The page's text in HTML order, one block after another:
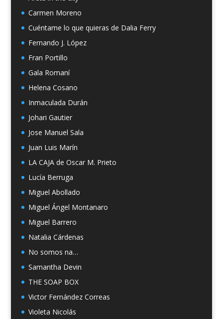
Carmen Moreno
Cuéntame lo que quieras de Dalia Ferry
Fernando J. López
Fran Portillo
Gala Romaní
Helena Cosano
Inmaculada Durán
Johari Gautier
Jose Manuel Sala
Juan Luis Marín
LA CAJA de Oscar M. Prieto
Lucía Berruga
Miguel Abollado
Miguel Ángel Montanaro
Miguel Barrero
Natalia Cárdenas
No somos na…
Samantha Devin
THE SOAP BOX
Victor Fernández Correas
Violeta Nicolás